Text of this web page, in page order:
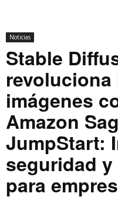
Noticias
Stable
imágenes
Amazon
JumpStart:
seguridad
para